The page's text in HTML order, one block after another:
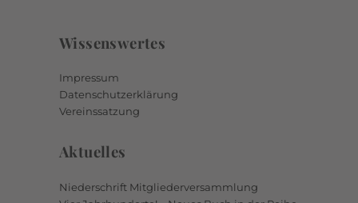
Wissenswertes
Impressum
Datenschutzerklärung
Vereinssatzung
Aktuelles
Niederschrift Mitgliederversammlung